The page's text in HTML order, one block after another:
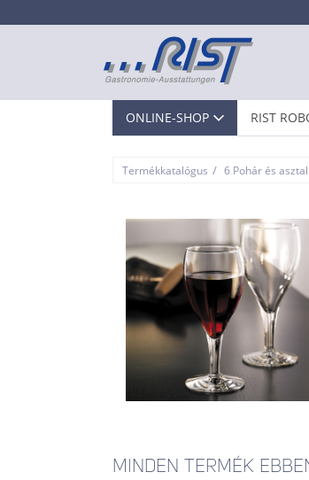
ONLINE-SHOP RIST
Termékkatalógus / 6 Pohár és
MINDEN TERMÉK